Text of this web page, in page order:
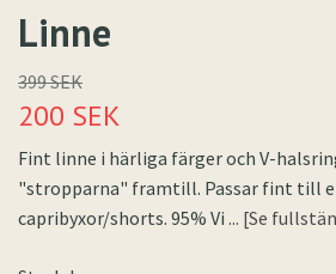
Linne
399 SEK
200 SEK
Fint linne i härliga färger och V-
"stropparna" framtill. Passar fint till
capribyxor/shorts. 95% Vi ... [Se